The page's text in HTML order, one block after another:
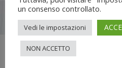
Flli UNIA s.n.c. | Lungo Dora
info[at]nuovimondi.com |
un consenso controllato.
Vedi le impostazioni
NON ACCETTO